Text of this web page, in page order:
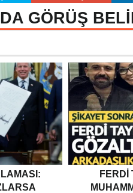
GÖRÜŞ
FERDI